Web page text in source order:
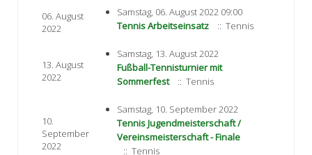
06. August
2022
Samstag, 06. August 2022 09:00
Tennis Arbeitseinsatz
:: Tennis
13. August
2022
Samstag, 13. August 2022
Fußball-Tennisturnier mit
Sommerfest
:: Tennis
10.
September
2022
Samstag, 10. September 2022
Tennis Jugendmeisterschaft /
Vereinsmeisterschaft - Finale
:: Tennis